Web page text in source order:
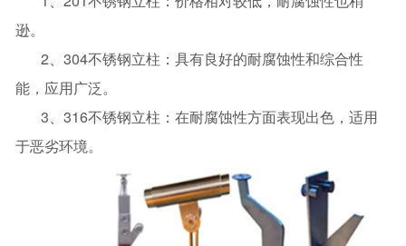
逊。
2、304不锈钢立柱：具有良好的耐腐蚀性和综合性
能，应用广泛。
3、316不锈钢立柱：在耐腐蚀性方面表现出色，适用
于恶劣环境。